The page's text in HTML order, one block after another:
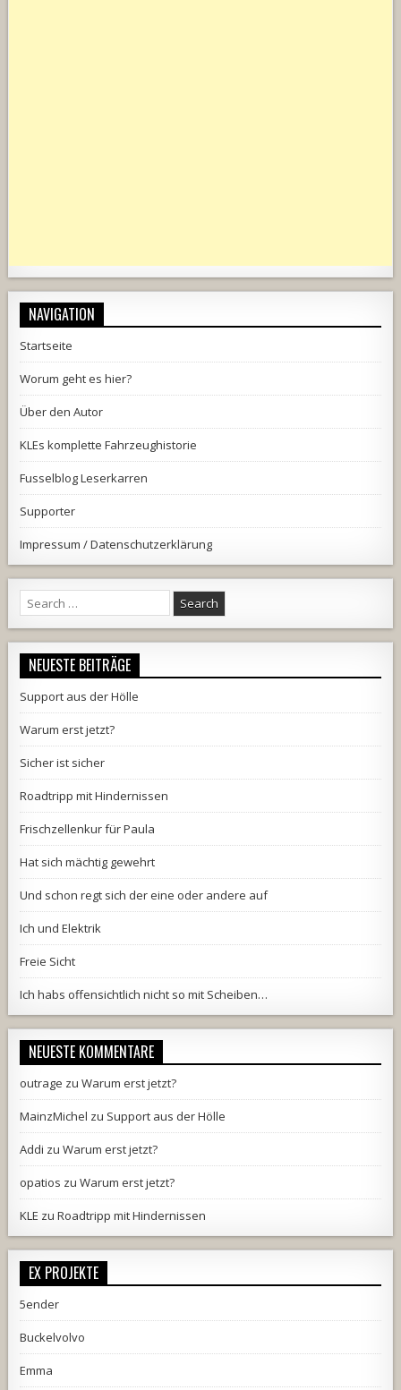
NAVIGATION
Startseite
Worum geht es hier?
Über den Autor
KLEs komplette Fahrzeughistorie
Fusselblog Leserkarren
Supporter
Impressum / Datenschutzerklärung
Search
for:
NEUESTE BEITRÄGE
Support aus der Hölle
Warum erst jetzt?
Sicher ist sicher
Roadtripp mit Hindernissen
Frischzellenkur für Paula
Hat sich mächtig gewehrt
Und schon regt sich der eine oder andere auf
Ich und Elektrik
Freie Sicht
Ich habs offensichtlich nicht so mit Scheiben…
NEUESTE KOMMENTARE
outrage zuWarum erst jetzt?
MainzMichel zu Support aus der Hölle
Addi zuWarum erst jetzt?
opatios zuWarum erst jetzt?
KLE zuRoadtripp mit Hindernissen
EX PROJEKTE
5ender
Buckelvolvo
Emma